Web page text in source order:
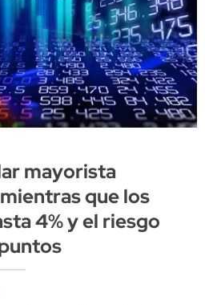
mayorista
que los
4% y el riesgo